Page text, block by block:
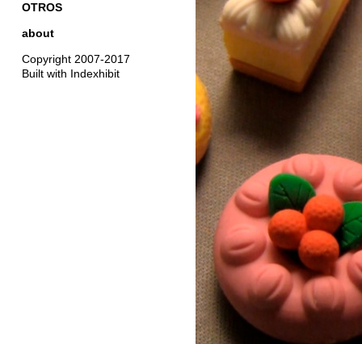
OTROS
about
Copyright 2007-2017
Built with Indexhibit